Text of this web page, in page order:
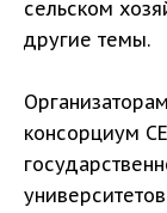
сельском
другие темы.
консорциум